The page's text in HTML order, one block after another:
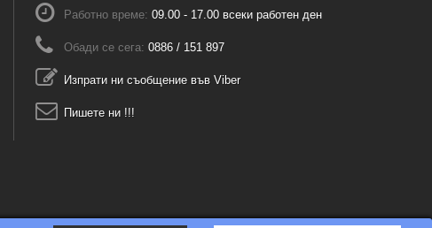
Работно време: 09.00 - 17.00 всеки работен ден
Обади се сега: 0886 / 151 897
Изпрати ни съобщение във Viber
Пишете ни !!!